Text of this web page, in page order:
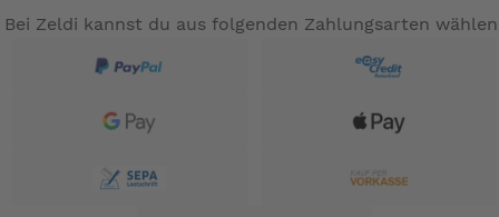
nicht zum Leistungsumfang. --
Bei Zeldi kannst du aus folgenden Zahlungsarten